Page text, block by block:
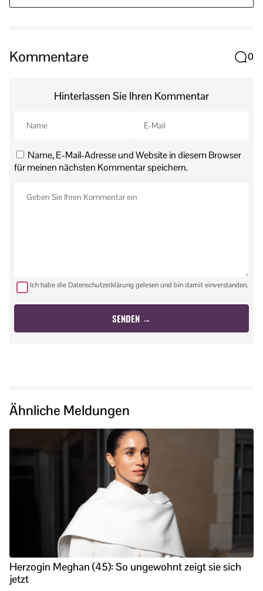
Kommentare 0
Hinterlassen Sie Ihren Kommentar
Name, E-Mail-Adresse und Website in diesem Browser
für meinen nächsten Kommentar speichern.
Ich habe die Datenschutzerklärung gelesen und bin damit einverstanden.
Ähnliche Meldungen
Herzogin Meghan (45): So ungewohnt zeigt sie sich
jetzt